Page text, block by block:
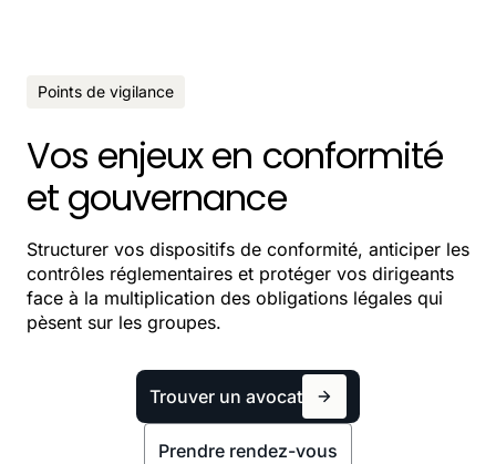
Points de vigilance
Vos enjeux en conformité
et gouvernance
Structurer vos dispositifs de conformité, anticiper les
contrôles réglementaires et protéger vos dirigeants
face à la multiplication des obligations légales qui
pèsent sur les groupes.
Trouver un avocat
Prendre rendez-vous